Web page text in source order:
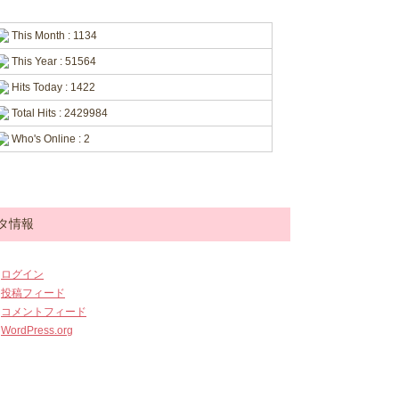
This Month : 1134
This Year : 51564
Hits Today : 1422
Total Hits : 2429984
Who's Online : 2
情報
ログイン
投稿フィード
コメントフィード
WordPress.org